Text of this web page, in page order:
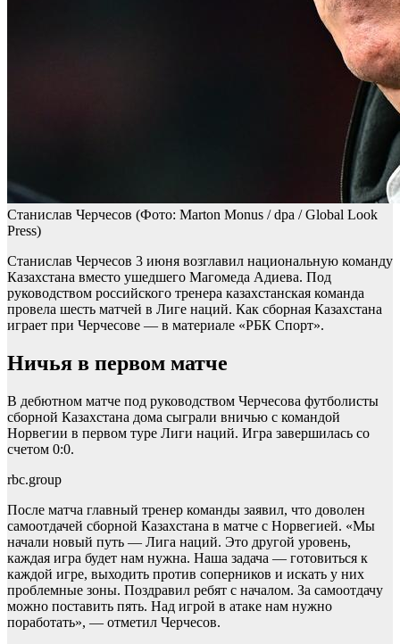
Станислав Черчесов (Фото: Marton Monus / dpa / Global Look
Press)
Станислав Черчесов 3 июня возглавил национальную команду
Казахстана вместо ушедшего Магомеда Адиева. Под
руководством российского тренера казахстанская команда
провела шесть матчей в Лиге наций. Как сборная Казахстана
играет при Черчесове — в материале «РБК Спорт».
Ничья в первом матче
В дебютном матче под руководством Черчесова футболисты
сборной Казахстана дома сыграли вничью с командой
Норвегии в первом туре Лиги наций. Игра завершилась со
счетом 0:0.
rbc.group
После матча главный тренер команды заявил, что доволен
самоотдачей сборной Казахстана в матче с Норвегией. «Мы
начали новый путь — Лига наций. Это другой уровень,
каждая игра будет нам нужна. Наша задача — готовиться к
каждой игре, выходить против соперников и искать у них
проблемные зоны. Поздравил ребят с началом. За самоотдачу
можно поставить пять. Над игрой в атаке нам нужно
поработать», — отметил Черчесов.